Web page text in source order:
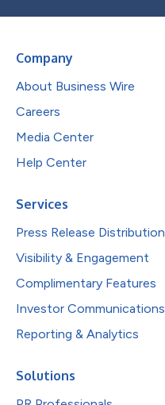
Company
About Business Wire
Careers
Media Center
Help Center
Services
Press Release Distribution
Visibility & Engagement
Complimentary Features
Investor Communications
Reporting & Analytics
Solutions